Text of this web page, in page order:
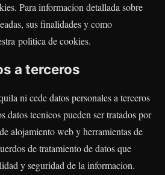
Para informacion detallada sobre
sus finalidades y como
politica de cookies.
a terceros
ni cede datos personales a terceros
datos tecnicos pueden ser tratados por
alojamiento web y herramientas de
de tratamiento de datos que
y seguridad de la informacion.